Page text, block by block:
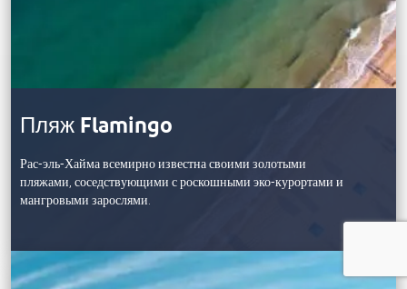
Пляж Flamingo
Рас-эль-Хайма всемирно известна своими золотыми
пляжами, соседствующими с роскошными эко-курортами и
мангровыми зарослями.